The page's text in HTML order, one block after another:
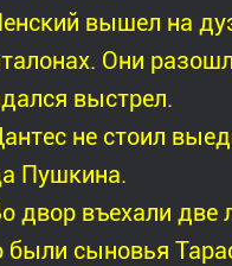
вышел на
Они
выстрел.
не стоил
Пушкина.
двор въехали две
были сыновья